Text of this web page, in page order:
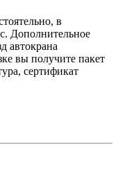
в
Дополнительное
автокрана
вы получите пакет
сертификат